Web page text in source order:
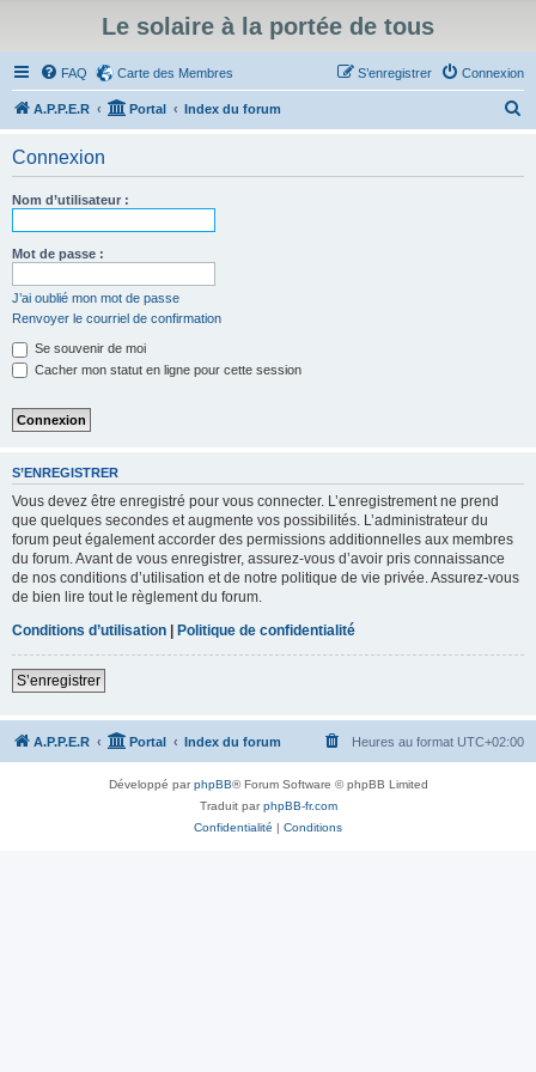
Le solaire à la portée de tous
FAQ Carte des Membres Connexion
S’enregistrer
A.P.P.E.R Portal Index du forum
Connexion
Nom d’utilisateur :
Mot de passe :
J’ai oublié mon mot de passe
Renvoyer le courriel de confirmation
Se souvenir de moi
Cacher mon statut en ligne pour cette session
S’ENREGISTRER
Vous devez être enregistré pour vous connecter. L’enregistrement ne prend
que quelques secondes et augmente vos possibilités. L’administrateur du
forum peut également accorder des permissions additionnelles aux membres
du forum. Avant de vous enregistrer, assurez-vous d’avoir pris connaissance
de nos conditions d’utilisation et de notre politique de vie privée. Assurez-vous
de bien lire tout le règlement du forum.
Conditions d’utilisation | Politique de confidentialité
S’enregistrer
A.P.P.E.R Portal Index du forum Heures au format UTC+02:00
Développé parphpBB® Forum Software © phpBB Limited
Traduit parphpBB-fr.com
Confidentialité | Conditions